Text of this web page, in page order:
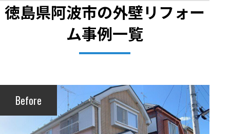
徳島県阿波市の外壁リフォー
ム事例一覧
Before